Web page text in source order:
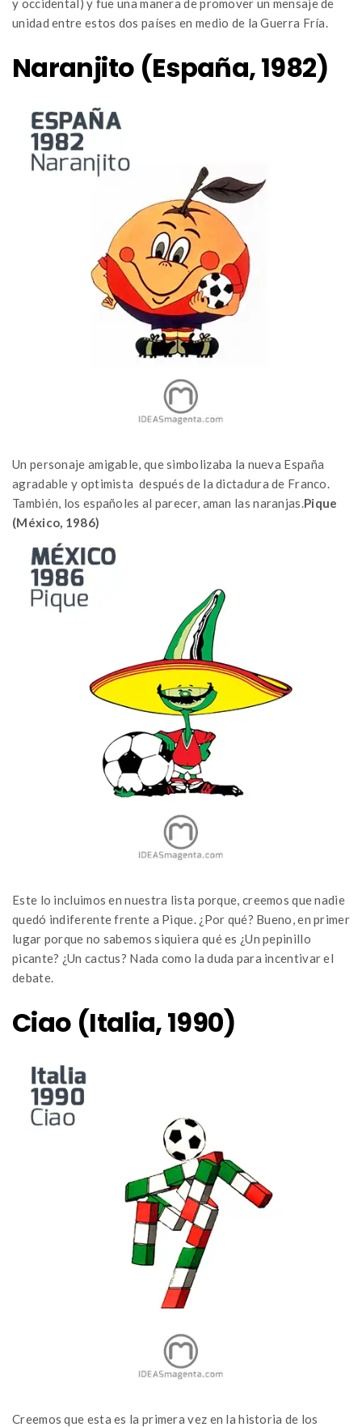
y occidental) y fue una manera de promover un mensaje de
unidad entre estos dos países en medio de la Guerra Fría.
Naranjito (España, 1982)
Un personaje amigable, que simbolizaba la nueva España
agradable y optimista después de la dictadura de Franco.
También, los españoles al parecer, aman las naranjas.Pique
(México, 1986)
Este lo incluimos en nuestra lista porque, creemos que nadie
quedó indiferente frente a Pique. ¿Por qué? Bueno, en primer
lugar porque no sabemos siquiera qué es ¿Un pepinillo
picante? ¿Un cactus? Nada como la duda para incentivar el
debate.
Ciao (Italia, 1990)
Creemos que esta es la primera vez en la historia de los